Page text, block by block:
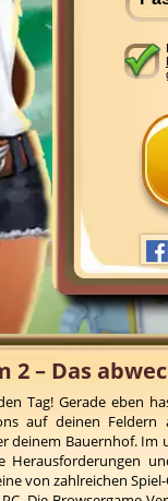
2 – Das
Tag! Gerade eben
auf deinen
deinem Bauernhof. Im
von zahlreichen